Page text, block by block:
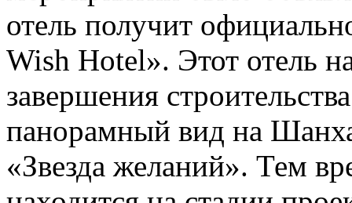
отель получит
Wish Hotel». Этот отель
завершения
панорамный вид на
«Звезда желаний». Тем